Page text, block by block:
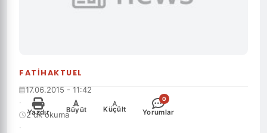
FATIHAKTUEL
17.06.2015 - 11:42
·
2 dk okuma
·
Yazdır
+
Büyüt
-
Küçült
0
Yorumlar